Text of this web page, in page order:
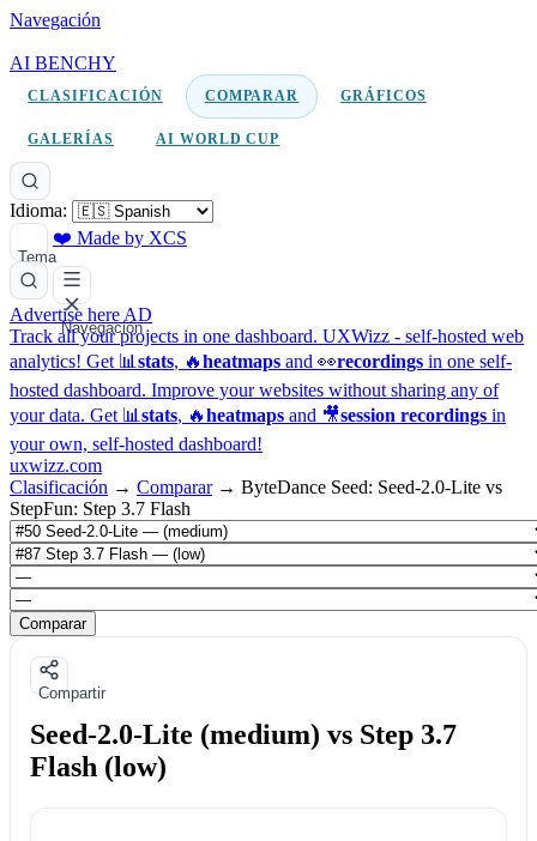
Navegación
AI BENCHY
CLASIFICACIÓN COMPARAR GRÁFICOS
GALERÍAS AI WORLD CUP
Idioma:
Tema
❤️ Made by XCS
Navegación
Advertise here AD
Track all your projects in one dashboard. UXWizz - self-hosted web
analytics! Get 📊 stats, 🔥heatmaps and 👀recordings in one self-
hosted dashboard. Improve your websites without sharing any of
your data. Get 📊 stats, 🔥heatmaps and 🎥session recordings in
your own, self-hosted dashboard!
uxwizz.com
Clasificación → Comparar → ByteDance Seed: Seed-2.0-Lite vs
StepFun: Step 3.7 Flash
Comparar
Compartir
Seed-2.0-Lite (medium) vs Step 3.7
Flash (low)